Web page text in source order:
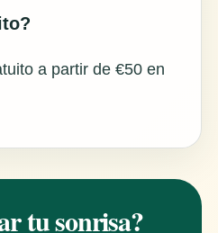
a partir de €50 en
tu sonrisa?